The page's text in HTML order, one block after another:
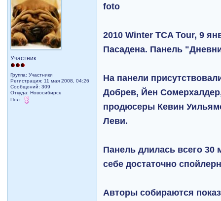
Участник
Группа: Участники
Регистрация: 11 мая 2008, 04:26
Сообщений: 309
Откуда: Новосибирск
Пол:
foto
2010 Winter TCA Tour, 9
Пасадена. Панель
На панели
Добрев, Йен
продюсеры Кевин
Леви.
Панель длилась всего 30
себе достаточно
Авторы собираются